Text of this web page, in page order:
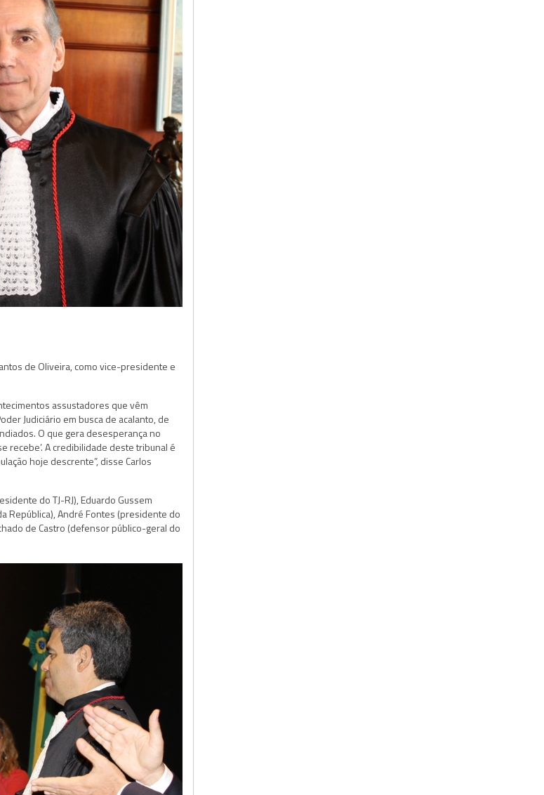
de Oliveira, como vice-presidente e
assustadores que vêm
Judiciário em busca de acalanto, de
O que gera desesperança no
recebe’. A credibilidade deste tribunal é
hoje descrente”, disse Carlos
do TJ-RJ), Eduardo Gussem
República), André Fontes (presidente do
de Castro (defensor público-geral do